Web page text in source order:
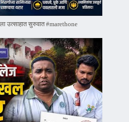
उत्साहात सुरुवात #marethone